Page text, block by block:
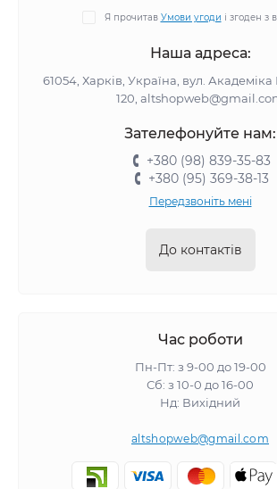
легко встановлюються.
Підвищення продуктивності. Дають
виконувати завдання швидше і
інструмента без необхідності
Різноманітність моделей. Насадки
шліфування, полірування, різання,
Захист інструменту. Деякі адаптери
Шліфувальні насадки
Використовуються для обробки
видалення старого покриття,
Свердла та коронки
Насадки для свердління отворів у
Я прочитав Умови угоди і згоден з
Наша адреса:
61054, Харків, Україна, вул. Академіка
120,
Зателефонуйте нам:
+380 (98) 839-35-83
+380 (95) 369-38-13
Передзвоніть мені
До контактів
Час роботи
Пн-Пт: з 9-00 до 19-00
Сб: з 10-0 до 16-00
Нд: Вихідний
altshopweb@gmail.com